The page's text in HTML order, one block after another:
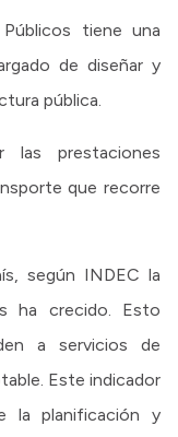
tiene una
de diseñar y
pública.
las prestaciones
que recorre
según INDEC la
ha crecido. Esto
a servicios de
Este indicador
la planificación y